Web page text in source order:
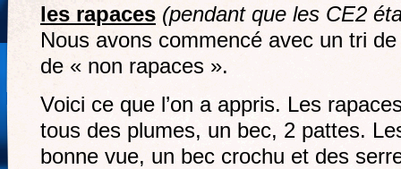
les rapaces (pendant que les CE2
Nous avons commencé avec un tri
de « non rapaces ».
Voici ce que l’on a appris. Les
tous des plumes, un bec, 2 pattes.
bonne vue, un bec crochu et des